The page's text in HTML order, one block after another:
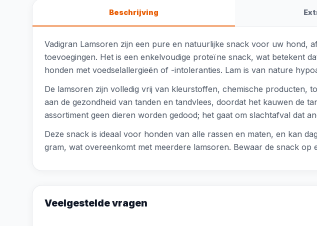
Beschrijving
Vadigran Lamsoren zijn een pure en natuurlijke snack voor uw hond,
toevoegingen. Het is een enkelvoudige proteïne snack, wat betekent
honden met voedselallergieën of -intoleranties. Lam is van nature
De lamsoren zijn volledig vrij van kleurstoffen, chemische producten,
aan de gezondheid van tanden en tandvlees, doordat het kauwen de
assortiment geen dieren worden gedood; het gaat om slachtafval dat
Deze snack is ideaal voor honden van alle rassen en maten, en kan
gram, wat overeenkomt met meerdere lamsoren. Bewaar de snack op
Veelgestelde vragen